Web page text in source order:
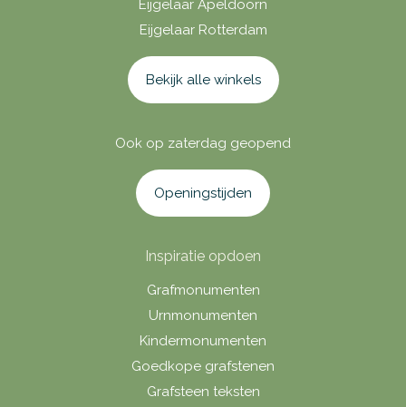
Eijgelaar Apeldoorn
Eijgelaar Rotterdam
Bekijk alle winkels
Ook op zaterdag geopend
Openingstijden
Inspiratie opdoen
Grafmonumenten
Urnmonumenten
Kindermonumenten
Goedkope grafstenen
Grafsteen teksten